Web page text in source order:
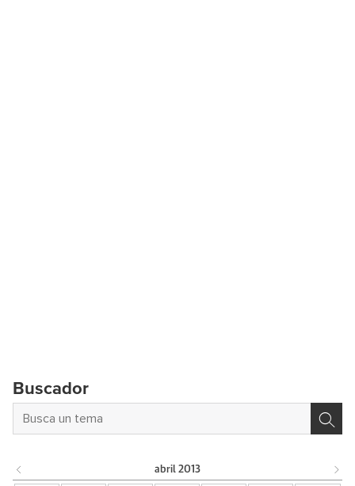
Buscador
abril 2013